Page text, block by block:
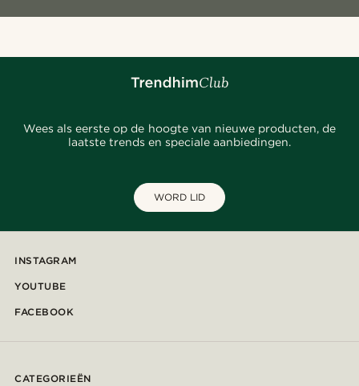
Wees als eerste op de hoogte van nieuwe producten, de
laatste trends en speciale aanbiedingen.
WORD LID
INSTAGRAM
YOUTUBE
FACEBOOK
CATEGORIEËN